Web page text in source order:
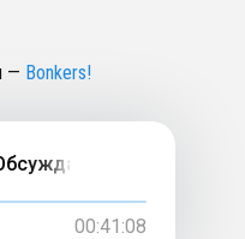
— Bonkers!
чего ждут от
00:41:08